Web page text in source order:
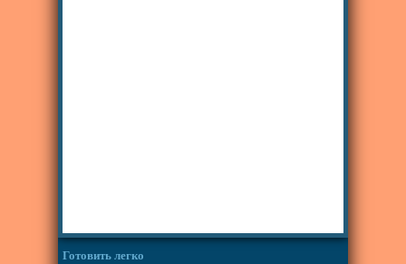
Готовить легко